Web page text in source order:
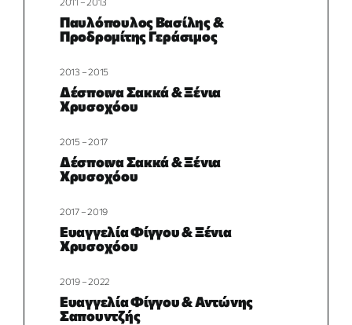
Παυλόπουλος Βασίλης &
Προδρομίτης Γεράσιμος
2013 – 2015
Δέσποινα Σακκά & Ξένια
Χρυσοχόου
2015 – 2017
Δέσποινα Σακκά & Ξένια
Χρυσοχόου
2017 – 2019
Ευαγγελία Φίγγου & Ξένια
Χρυσοχόου
2019 – 2022
Ευαγγελία Φίγγου & Αντώνης
Σαπουντζής